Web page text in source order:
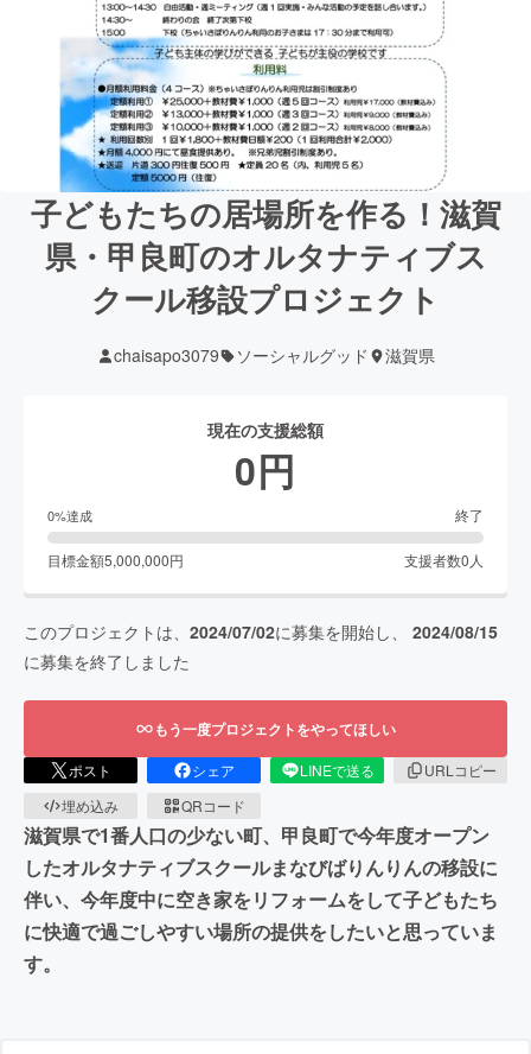
子どもたちの居場所を作る！滋賀
県・甲良町のオルタナティブス
クール移設プロジェクト
chaisapo3079 ソーシャルグッド 滋賀県
現在の支援総額
0円
0%達成 終了
目標金額5,000,000円 支援者数0人
このプロジェクトは、 2024/07/02に募集を開始し、 2024/08/15
に募集を終了しました
もう一度プロジェクトをやってほしい
ポスト シェア LINEで送る
URLコピー
埋め込み
QRコード
滋賀県で1番人口の少ない町、甲良町で今年度オープン
したオルタナティブスクールまなびばりんりんの移設に
伴い、今年度中に空き家をリフォームをして子どもたち
に快適で過ごしやすい場所の提供をしたいと思っていま
す。